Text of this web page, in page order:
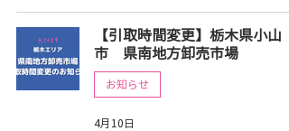
【引取時間変更】栃木県小山
市 県南地方卸売市場
お知らせ
4月10日